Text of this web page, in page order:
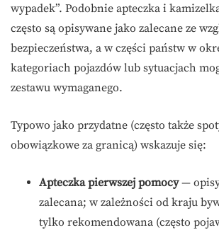
wypadek”. Podobnie apteczka i
często są opisywane jako zalecane ze
bezpieczeństwa, a w części państw w
kategoriach pojazdów lub sytuacjach
zestawu wymaganego.
Typowo jako przydatne (często także
obowiązkowe za granicą) wskazuje się:
Apteczka pierwszej pomocy—
zalecana; w zależności od kraju
tylko rekomendowana (często